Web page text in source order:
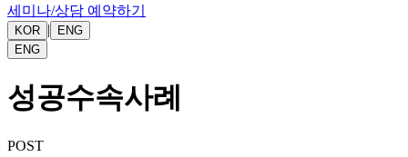
세미나/상담 예약하기
KOR |
ENG
ENG
성공수속사례
POST